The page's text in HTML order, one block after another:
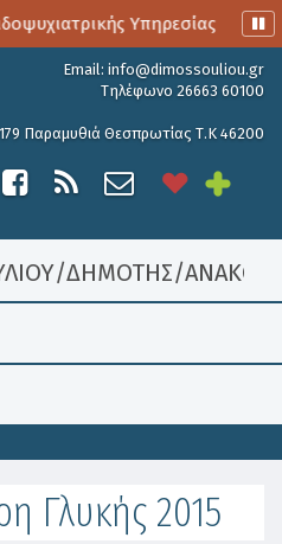
Υπηρεσίας
Email: info@dimossouliou.gr
Τηλέφωνο 26663 60100
Παραμυθιά Θεσπρωτίας Τ.Κ 46200
/ΔΗΜΟΤΗΣ/
Γλυκής 2015